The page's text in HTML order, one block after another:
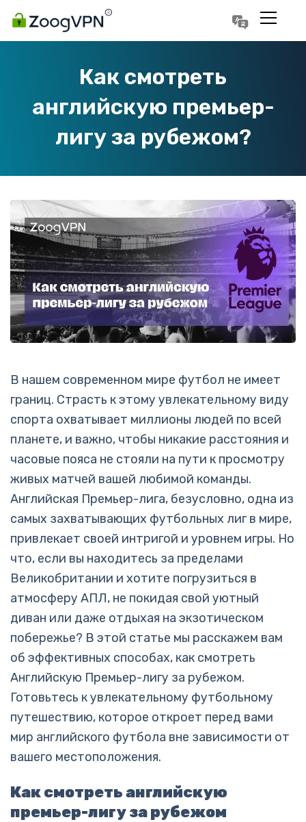
Как смотреть
английскую премьер-
лигу за рубежом?
В нашем современном мире футбол не имеет
границ. Страсть к этому увлекательному виду
спорта охватывает миллионы людей по всей
планете, и важно, чтобы никакие расстояния и
часовые пояса не стояли на пути к просмотру
живых матчей вашей любимой команды.
Английская Премьер-лига, безусловно, одна из
самых захватывающих футбольных лиг в мире,
привлекает своей интригой и уровнем игры. Но
что, если вы находитесь за пределами
Великобритании и хотите погрузиться в
атмосферу АПЛ, не покидая свой уютный
диван или даже отдыхая на экзотическом
побережье? В этой статье мы расскажем вам
об эффективных способах, как смотреть
Английскую Премьер-лигу за рубежом.
Готовьтесь к увлекательному футбольному
путешествию, которое откроет перед вами
мир английского футбола вне зависимости от
вашего местоположения.
Как смотреть английскую
премьер-лигу за рубежом